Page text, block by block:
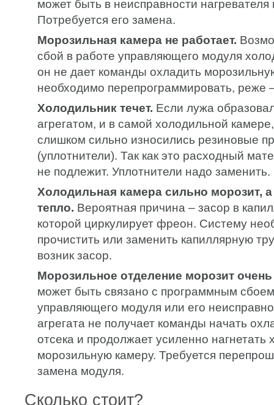
может быть в неисправности нагревателя
Потребуется его замена.
Морозильная камера не работает.
сбой в работе управляющего модуля
он не дает команды охладить
необходимо перепрограммировать, реже
Холодильник течет. Если лужа
агрегатом, и в самой холодильной
слишком сильно износились резиновые
(уплотнители). Так как это расходный
не подлежит. Уплотнители надо заменить.
Холодильная камера сильно морозит,
тепло. Вероятная причина – засор в
которой циркулирует фреон. Систему
прочистить или заменить капиллярную
возник засор.
Морозильное отделение морозит
может быть связано с программным
управляющего модуля или его
агрегата не получает команды начать
отсека и продолжает усиленно нагнетать
морозильную камеру. Требуется
замена модуля.
Сколько стоит?